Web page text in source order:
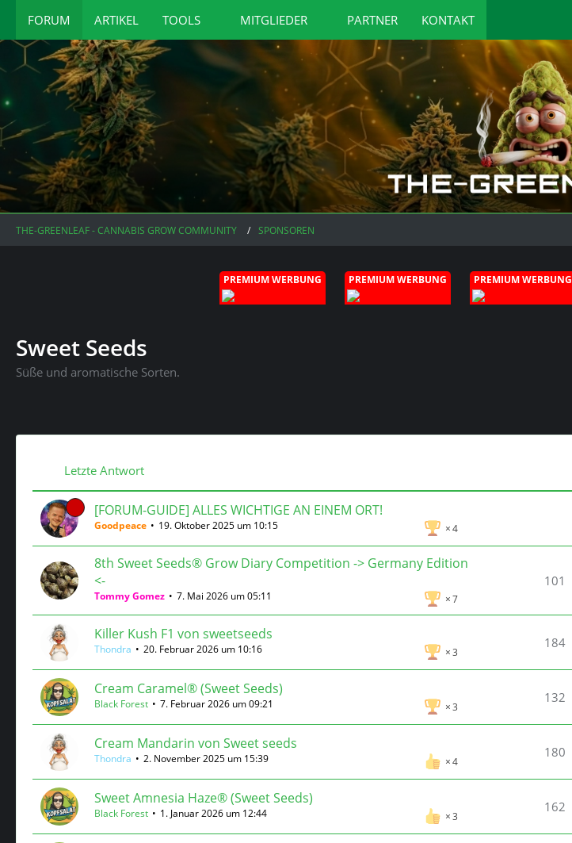
FORUM ARTIKEL TOOLS MITGLIEDER PARTNER KONTAKT
THE-GREENLEAF - CANNABIS GROW COMMUNITY SPONSOREN
PREMIUM WERBUNG PREMIUM WERBUNG PREMIUM WERBUNG
Sweet Seeds
Süße und aromatische Sorten.
Letzte Antwort
[FORUM-GUIDE] ALLES WICHTIGE AN EINEM ORT!
4
Goodpeace 19. Oktober 2025 um 10:15
8th Sweet Seeds® Grow Diary Competition -> Germany Edition
<-
7
Tommy Gomez 7. Mai 2026 um 05:11
101
Killer Kush F1 von sweetseeds
3
Thondra 20. Februar 2026 um 10:16 184
Cream Caramel® (Sweet Seeds)
3
Black Forest 7. Februar 2026 um 09:21 132
Cream Mandarin von Sweet seeds
4
Thondra 2. November 2025 um 15:39 180
Sweet Amnesia Haze® (Sweet Seeds)
3
Black Forest 1. Januar 2026 um 12:44 162